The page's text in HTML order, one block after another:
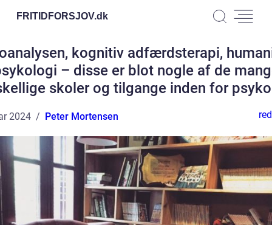
FRITIDFORSJOV.dk
kognitiv adfærdsterapi,
– disse er blot nogle af de
skoler og tilgange inden for
2024 Peter Mortensen